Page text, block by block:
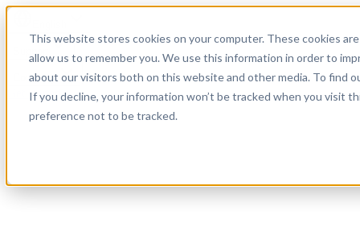
This website stores cookies on your computer. These cookies
allow us to remember you. We use this information in order to
about our visitors both on this website and other media. To find
If you decline, your information won’t be tracked when you visit
preference not to be tracked.
Support
Company
Get started